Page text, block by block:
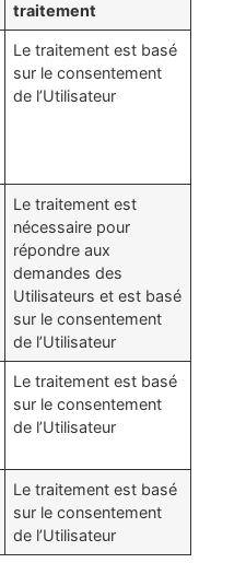
traitement
Le traitement est basé
sur le consentement
de l’Utilisateur
Le traitement est
nécessaire pour
répondre aux
demandes des
Utilisateurs et est basé
sur le consentement
de l’Utilisateur
Le traitement est basé
sur le consentement
de l’Utilisateur
Le traitement est basé
sur le consentement
de l’Utilisateur